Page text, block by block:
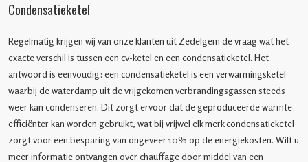
Condensatieketel
Regelmatig krijgen wij van onze klanten uit Zedelgem de vraag wat het
exacte verschil is tussen een cv-ketel en een condensatieketel. Het
antwoord is eenvoudig: een condensatieketel is een verwarmingsketel
waarbij de waterdamp uit de vrijgekomen verbrandingsgassen steeds
weer kan condenseren. Dit zorgt ervoor dat de geproduceerde warmte
efficiënter kan worden gebruikt, wat bij vrijwel elk merk condensatieketel
zorgt voor een besparing van ongeveer 10% op de energiekosten. Wilt u
meer informatie ontvangen over chauffage door middel van een